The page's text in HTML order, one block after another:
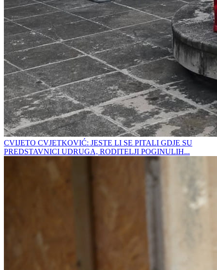
CVIJETO CVJETKOVIĆ: JESTE LI SE PITALI GDJE SU
PREDSTAVNICI UDRUGA, RODITELJI POGINULIH...